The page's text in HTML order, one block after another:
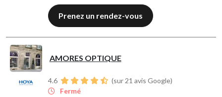
Prenez un rendez-vous
AMORES OPTIQUE
4.6
(sur 21 avis Google)
Fermé